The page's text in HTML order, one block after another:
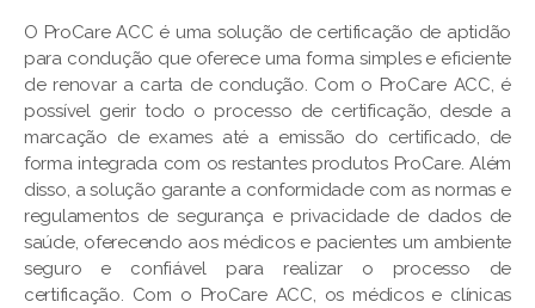
O ProCare ACC é uma solução de certificação de aptidão
para condução que oferece uma forma simples e eficiente
de renovar a carta de condução. Com o ProCare ACC, é
possível gerir todo o processo de certificação, desde a
marcação de exames até a emissão do certificado, de
forma integrada com os restantes produtos ProCare. Além
disso, a solução garante a conformidade com as normas e
regulamentos de segurança e privacidade de dados de
saúde, oferecendo aos médicos e pacientes um ambiente
seguro e confiável para realizar o processo de
certificação. Com o ProCare ACC, os médicos e clínicas